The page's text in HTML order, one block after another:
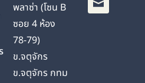
พลาซ่า (โซน B
ซอย 4 ห้อง
78-79)
ข.จตุจักร
ข.จตุจักร กทม